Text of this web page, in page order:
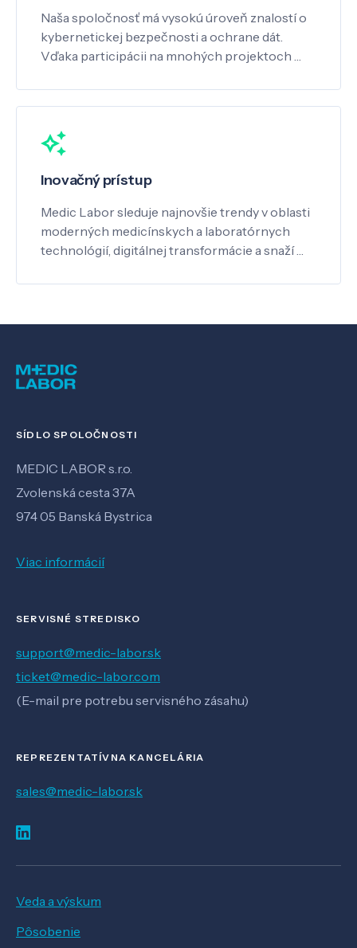
Naša spoločnosť má vysokú úroveň znalostí o
kybernetickej bezpečnosti a ochrane dát.
Vďaka participácii na mnohých projektoch …
Inovačný prístup
Medic Labor sleduje najnovšie trendy v oblasti
moderných medicínskych a laboratórnych
technológií, digitálnej transformácie a snaží …
SÍDLO SPOLOČNOSTI
MEDIC LABOR s.r.o.
Zvolenská cesta 37A
974 05 Banská Bystrica
Viac informácií
SERVISNÉ STREDISKO
support@medic-labor.sk
ticket@medic-labor.com
(E-mail pre potrebu servisného zásahu)
REPREZENTATÍVNA KANCELÁRIA
sales@medic-labor.sk
Veda a výskum
Pôsobenie